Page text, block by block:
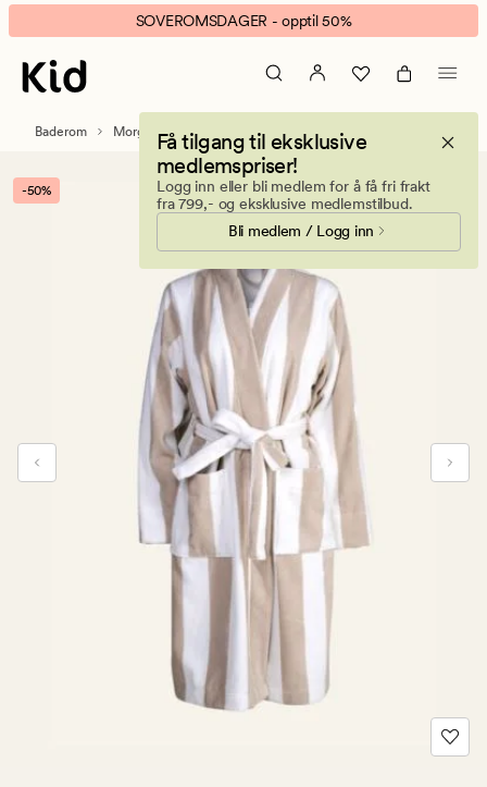
Cabin
Stripe
badekåpe
beige
banner.
Klikk
ESCAPE
pause.
SOVEROMSDAGER - opptil 50%
Få tilgang til eksklusive
medlemspriser!
Logg inn eller bli medlem for å få fri frakt
fra 799,- og eksklusive medlemstilbud.
Bli medlem / Logg inn
Baderom Morgenkåper
-50%